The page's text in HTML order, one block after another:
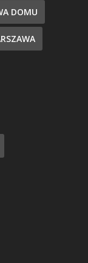
DOMU